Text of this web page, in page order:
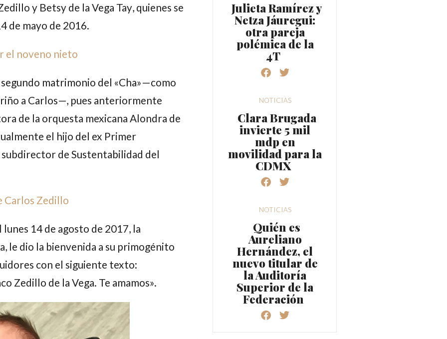
y Betsy de la Vega Tay, quienes se
de mayo de 2016.
el noveno nieto
matrimonio del «Cha»—como
a Carlos—, pues anteriormente
de la orquesta mexicana Alondra de
el hijo del ex Primer
de Sustentabilidad del
Carlos Zedillo
14 de agosto de 2017, la
, le dio la bienvenida a su primogénito
con el siguiente texto:
Zedillo de la Vega. Te amamos».
Julieta Ramírez y
Netza Jáuregui:
otra pareja
polémica de la
4T
NOTICIAS
Clara Brugada
invierte 5 mil
mdp en
movilidad para la
CDMX
NOTICIAS
Quién es
Aureliano
Hernández, el
nuevo titular de
la Auditoría
Superior de la
Federación